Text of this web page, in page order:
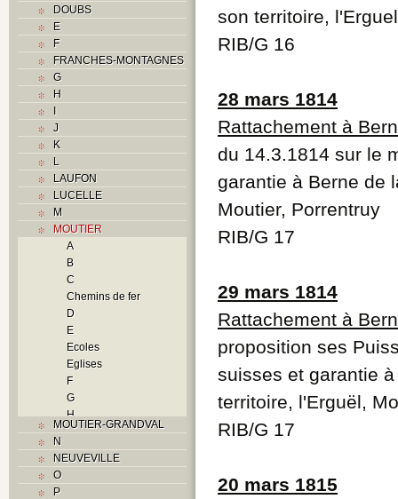
DOUBS
E
F
FRANCHES-MONTAGNES
G
H
I
J
K
L
LAUFON
LUCELLE
M
MOUTIER
A
B
C
Chemins de fer
D
E
Ecoles
Eglises
F
G
H
Histoire
I
MOUTIER-GRANDVAL
N
NEUVEVILLE
O
P
son territoire,
RIB/G 16
28 mars 1814
Rattachement à
du 14.3.1814 sur le
garantie à Berne de
Moutier, Porrentruy
RIB/G 17
29 mars 1814
Rattachement à
proposition ses
suisses et garantie
territoire, l'Erguël,
RIB/G 17
20 mars 1815